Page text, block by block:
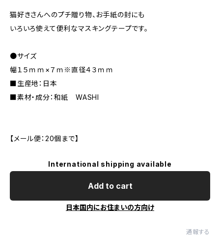
猫好きさんへのプチ贈り物、お手紙の封にも
いろいろ使えて便利なマスキングテープです。
●サイズ
幅１５ｍｍ×７ｍ※直径４３ｍｍ
■生産地：日本
■素材・成分：和紙 WASHI
【メール便：20個まで】
International shipping available
Add to cart
日本国内にお住まいの方向け
通報する